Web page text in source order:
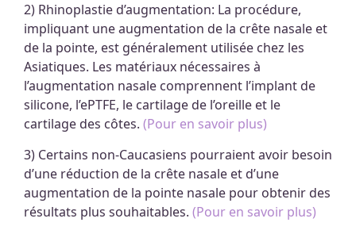
2) Rhinoplastie d’augmentation: La procédure,
impliquant une augmentation de la crête nasale et
de la pointe, est généralement utilisée chez les
Asiatiques. Les matériaux nécessaires à
l’augmentation nasale comprennent l’implant de
silicone, l’ePTFE, le cartilage de l’oreille et le
cartilage des côtes. (Pour en savoir plus)
3) Certains non-Caucasiens pourraient avoir besoin
d’une réduction de la crête nasale et d’une
augmentation de la pointe nasale pour obtenir des
résultats plus souhaitables. (Pour en savoir plus)